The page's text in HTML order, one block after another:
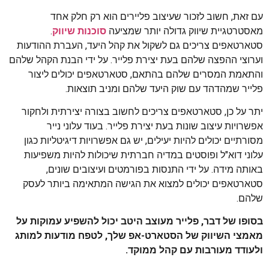
עם זאת, חשוב לזכור שעיצוב פליירים הוא רק חלק אחד
מאסטרטגיית שיווק גדולה יותר שמציעה סוכנות שיווק.
סטארטאפים צריכים גם לשקול את קהל היעד, העברת ההודעות
וערוצי ההפצה שלהם בעת יצירת פלייר. על ידי הבנת הקהל שלהם
והתאמת המסרים שלהם בהתאם, סטארטאפים יכולים ליצור
פלייר שמהדהד עם שוק היעד שלהם ומניב תוצאות.
יתר על כן, סטארטאפים צריכים לחשוב בצורה יצירתית ולחקור
אפשרויות עיצוב שונות בעת יצירת פלייר. בעוד עלוני נייר
מסורתיים יכולים להיות יעילים, יש גם אפשרויות דיגיטליות כגון
עלוני דוא"ל ופוסטים במדיה חברתית שיכולות להיות משפיעות
באותה מידה. על ידי התנסות בפורמטים ועיצובים שונים,
סטארטאפים יכולים למצוא את הגישה המתאימה ביותר לעסק
שלהם.
בסופו של דבר, פלייר מעוצב היטב יכול להשפיע עמוקות על
מאמצי השיווק של הסטארט-אפ שלך, לטפח מודעות למותג
ולעודד מעורבות עם קהל ממוקד.